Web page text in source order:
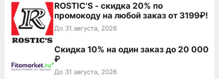
ROSTIC'S - скидка 20% по
промокоду на любой заказ от 3199₽!
До 31 августа, 2026
Скидка 10% на один заказ до 20 000
₽
До 31 августа, 2026